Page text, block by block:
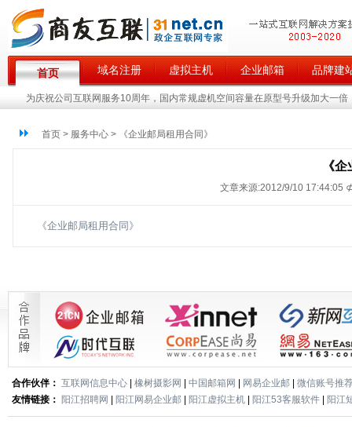
首页 域名注册 虚拟主机 企业邮箱 品牌建
为庆祝公司互联网服务10周年，国内常规虚机空间容量在原型号升级加大一
首页 > 服务中心 > 《企业邮局租用合同》
《
文章来源:2012/9/10 17:44:05
《企业邮局租用合同》
合作伙伴： 互联网信息中心 橡树摄影网 中国邮箱网 网易企业邮
微信账号推
友情链接：
阳江招聘网 阳江网易企业邮 阳江虚拟主机 阳江53客服软件 阳江